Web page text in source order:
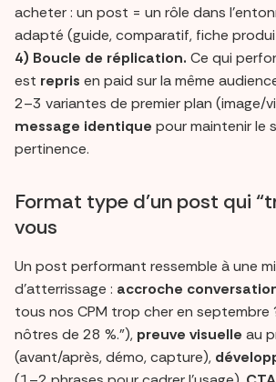
acheter : un post = un rôle dans
adapté (guide, comparatif, fiche
4) Boucle de réplication. Ce qui
est repris en paid sur la même
2–3 variantes de premier plan (image/
message identique pour maintenir le
pertinence.
Format type d’un post qui
vous
Un post performant ressemble à une
d’atterrissage : accroche
tous nos CPM trop cher en septembre
nôtres de 28 %.”), preuve visuelle au
(avant/après, démo, capture),